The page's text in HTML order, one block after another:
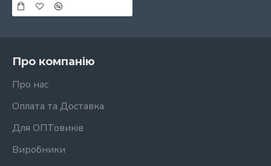
Про компанію
Про нас
Оплата та Доставка
Для ОПТовиків
Виробники